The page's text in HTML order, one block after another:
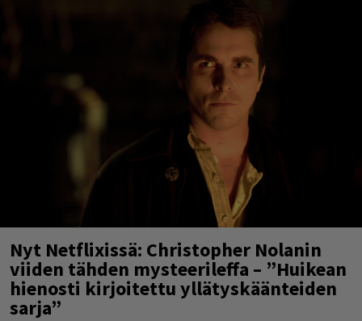
Nyt Netflixissä: Christopher Nolanin
viiden tähden mysteerileffa – ”Huikean
hienosti kirjoitettu yllätyskäänteiden
sarja”